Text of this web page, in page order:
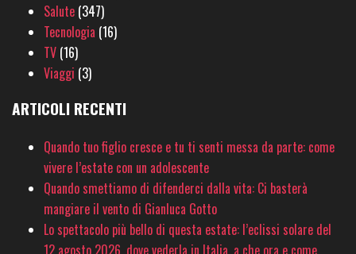
Salute (347)
Tecnologia (16)
TV (16)
Viaggi (3)
ARTICOLI RECENTI
Quando tuo figlio cresce e tu ti senti messa da parte: come
vivere l’estate con un adolescente
Quando smettiamo di difenderci dalla vita: Ci basterà
mangiare il vento di Gianluca Gotto
Lo spettacolo più bello di questa estate: l’eclissi solare del